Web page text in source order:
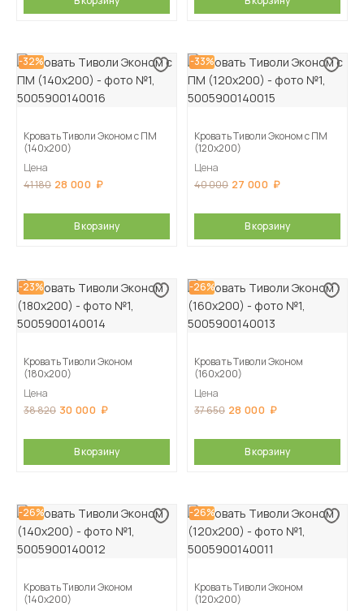
-32%
Кровать Тиволи Эконом с ПМ
(140х200)
Цена
41 180 28 000
В корзину
-33%
Кровать Тиволи Эконом с ПМ
(120х200)
Цена
40 000 27 000
В корзину
-23%
Кровать Тиволи Эконом
(180х200)
Цена
38 820 30 000
В корзину
-26%
Кровать Тиволи Эконом
(160х200)
Цена
37 650 28 000
В корзину
-26%
Кровать Тиволи Эконом
(140х200)
-26%
Кровать Тиволи Эконом
(120х200)